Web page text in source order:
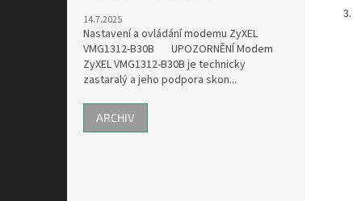
14.7.2025
Nastavení a ovládání modemu ZyXEL
VMG1312-B30B UPOZORNĚNÍ Modem
ZyXEL VMG1312-B30B je technicky
zastaralý a jeho podpora skon...
ARCHIV